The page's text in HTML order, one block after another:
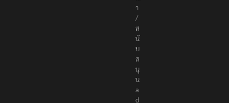
ณ
า
/
ส
นั
บ
ส
นุ
น
a